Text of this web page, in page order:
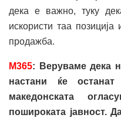
дека е важно, туку
искористи таа
продажба.
M365: Веруваме дека
настани ќе
македонската
пошироката јавност.